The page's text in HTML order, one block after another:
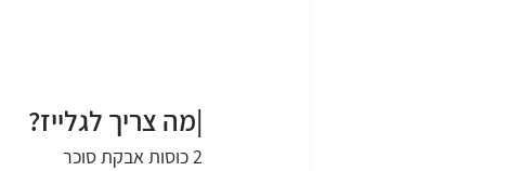
|מה צריך לגלייז?
2 כוסות אבקת סוכר